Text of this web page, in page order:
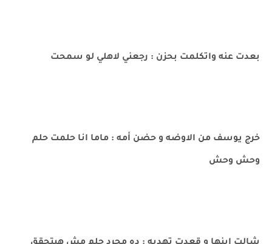
بعدت عنه واتكلمت بحزن : رجعني لاهلي لو سمحت
خرج يوسف من الاوضه و حضن أمه : ماما انا حلمت حلم
وحش وحش